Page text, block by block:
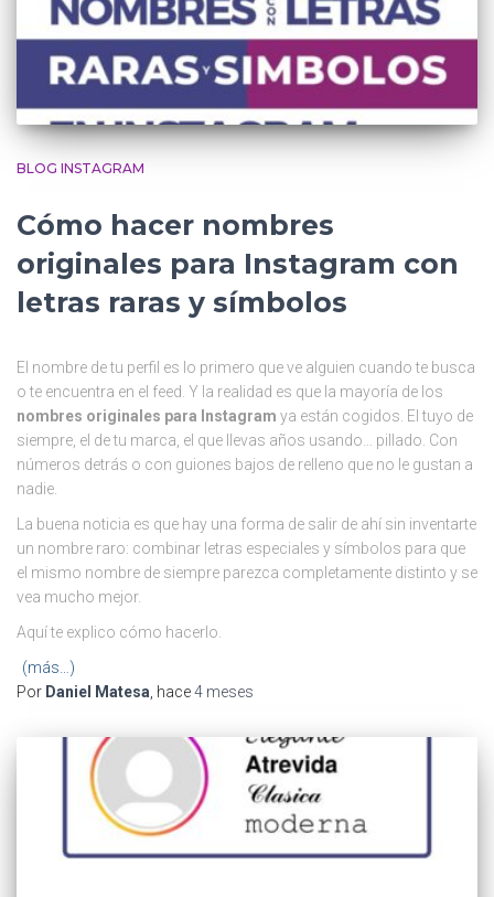
BLOG INSTAGRAM
Cómo hacer nombres
originales para Instagram con
letras raras y símbolos
El nombre de tu perfil es lo primero que ve alguien cuando te busca
o te encuentra en el feed. Y la realidad es que la mayoría de los
nombres originales para Instagram ya están cogidos. El tuyo de
siempre, el de tu marca, el que llevas años usando… pillado. Con
números detrás o con guiones bajos de relleno que no le gustan a
nadie.
La buena noticia es que hay una forma de salir de ahí sin inventarte
un nombre raro: combinar letras especiales y símbolos para que
el mismo nombre de siempre parezca completamente distinto y se
vea mucho mejor.
Aquí te explico cómo hacerlo.
(más…)
Por Daniel Matesa , hace4 meses